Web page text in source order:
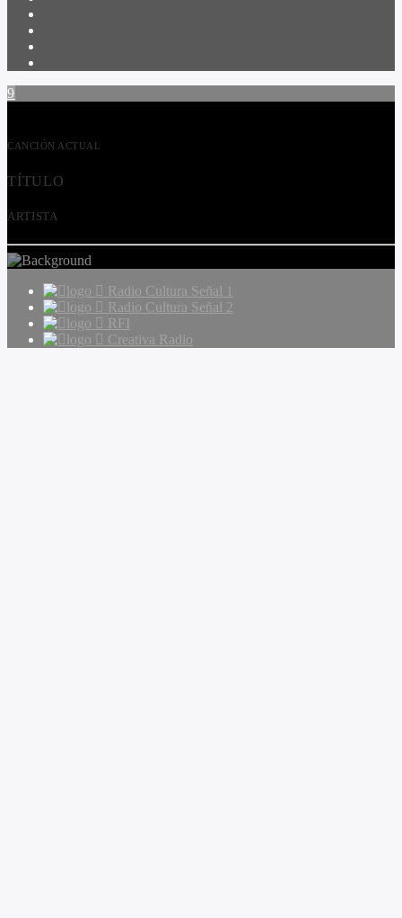
CANCIÓN ACTUAL
TÍTULO
ARTISTA
Radio Cultura Señal 1
Radio Cultura Señal 2
RFI
Creativa Radio